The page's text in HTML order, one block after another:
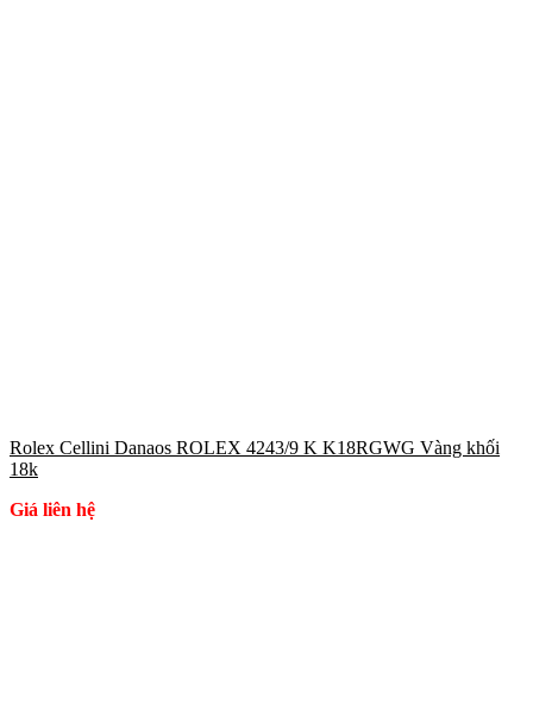
Rolex Cellini Danaos ROLEX 4243/9 K K18RGWG Vàng khối
18k
Giá liên hệ